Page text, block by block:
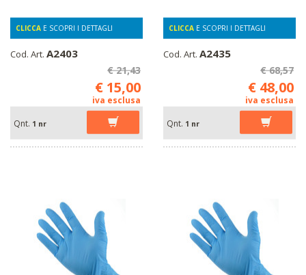
CLICCA E SCOPRI I DETTAGLI
Cod. Art. A2403
€ 21,43
€ 15,00
iva esclusa
Qnt. 1 nr
CLICCA E SCOPRI I DETTAGLI
Cod. Art. A2435
€ 68,57
€ 48,00
iva esclusa
Qnt. 1 nr